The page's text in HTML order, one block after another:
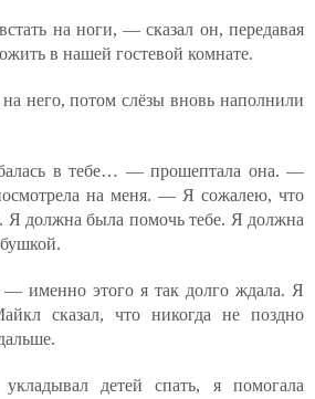
на ноги, — сказал он, передавая
в нашей гостевой комнате.
него, потом слёзы вновь наполнили
в тебе… — прошептала она. —
на меня. — Я сожалею, что
Я должна была помочь тебе. Я должна
именно этого я так долго ждала. Я
сказал, что никогда не поздно
детей спать, я помогала